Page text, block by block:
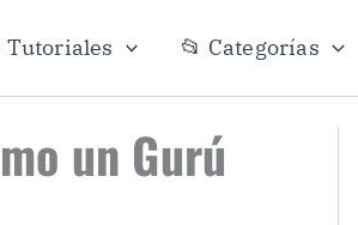
Tutoriales 📂 Categorías
un Gurú